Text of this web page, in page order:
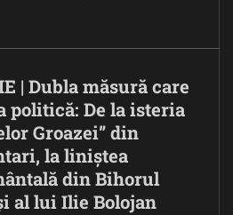
| Dubla măsură care
politică: De la isteria
Groazei” din
la liniștea
din Bihorul
al lui Ilie Bolojan